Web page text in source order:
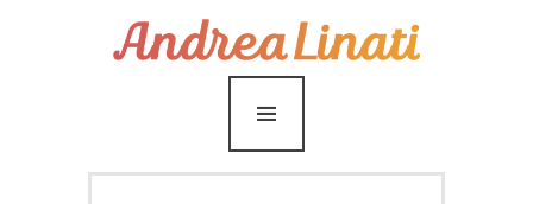
¿Cómo funciona?
Servicios
Coaching Gratis